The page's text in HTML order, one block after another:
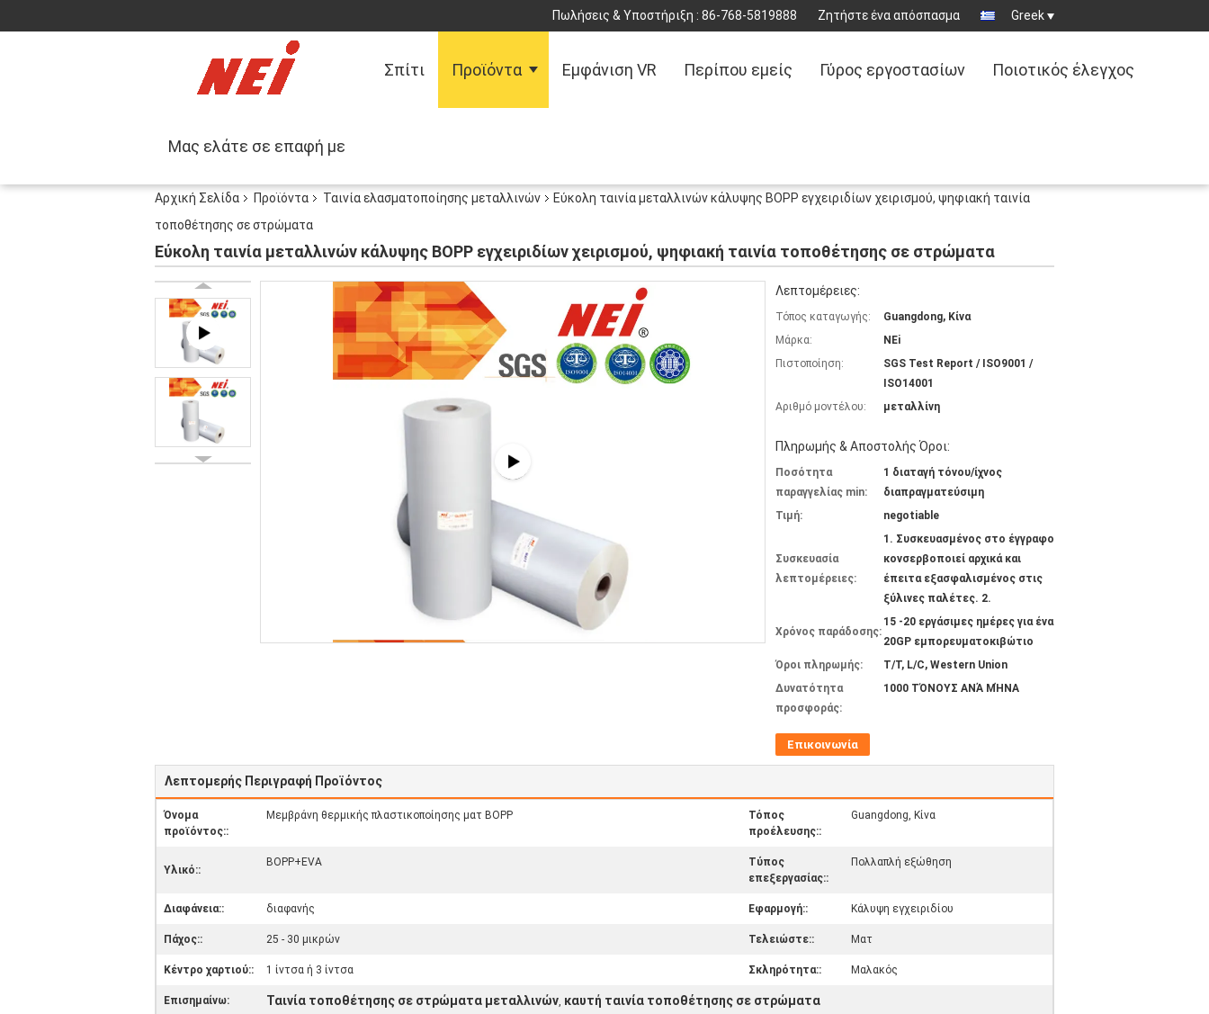
Πωλήσεις & Υποστήριξη : 86-768-5819888 Ζητήστε ένα απόσπασμα Greek
Σπίτι Προϊόντα Εμφάνιση VR Περίπου εμείς Γύρος εργοστασίων Ποιοτικός έλεγχος
Μας ελάτε σε επαφή με
Αρχική Σελίδα Προϊόντα Ταινία ελασματοποίησης μεταλλινών
Εύκολη ταινία μεταλλινών κάλυψης BOPP εγχειριδίων χειρισμού, ψηφιακή ταινία
τοποθέτησης σε στρώματα
Εύκολη ταινία μεταλλινών κάλυψης BOPP εγχειριδίων χειρισμού, ψηφιακή ταινία τοποθέτησης σε στρώματα
Λεπτομέρειες:
Τόπος καταγωγής:
Guangdong, Κίνα
Μάρκα:
NEi
Πιστοποίηση:
SGS Test Report / ISO9001 /
ISO14001
Αριθμό μοντέλου:
μεταλλίνη
Πληρωμής & Αποστολής Όροι:
Ποσότητα
παραγγελίας min:
1 διαταγή τόνου/ίχνος
διαπραγματεύσιμη
Τιμή:
negotiable
Συσκευασία
λεπτομέρειες:
1. Συσκευασμένος στο έγγραφο
κονσερβοποιεί αρχικά και
έπειτα εξασφαλισμένος στις
ξύλινες παλέτες. 2.
Χρόνος παράδοσης:
15 -20 εργάσιμες ημέρες για ένα
20GP εμπορευματοκιβώτιο
Όροι πληρωμής:
T/T, L/C, Western Union
Δυνατότητα
προσφοράς:
1000 ΤΌΝΟΥΣ ΑΝΆ ΜΉΝΑ
Επικοινωνία
Λεπτομερής Περιγραφή Προϊόντος
Όνομα
προϊόντος::
Μεμβράνη θερμικής πλαστικοποίησης ματ BOPP
Τόπος
προέλευσης::
Guangdong, Κίνα
Υλικό::
BOPP+EVA
Τύπος
επεξεργασίας::
Πολλαπλή εξώθηση
Διαφάνεια:: διαφανής Εφαρμογή:: Κάλυψη εγχειριδίου
Πάχος:: 25 - 30 μικρών Τελειώστε:: Ματ
Κέντρο χαρτιού:: 1 ίντσα ή 3 ίντσα Σκληρότητα:: Μαλακός
Επισημαίνω: Ταινία τοποθέτησης σε στρώματα μεταλλινών, καυτή ταινία τοποθέτησης σε στρώματα